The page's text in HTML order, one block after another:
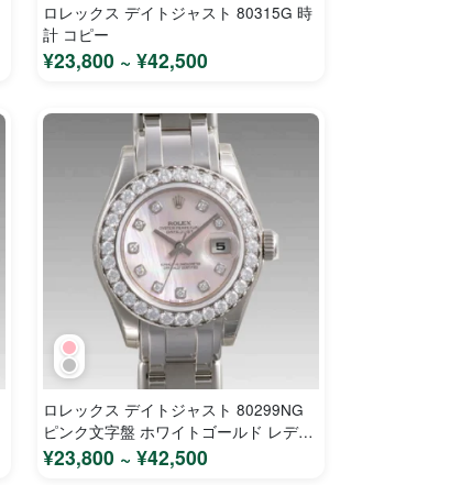
ロレックス デイトジャスト 80315G 時
計 コピー
¥23,800 ~ ¥42,500
ロレックス デイトジャスト 80299NG
ピンク文字盤 ホワイトゴールド レディ
ース 時計 コピー
¥23,800 ~ ¥42,500